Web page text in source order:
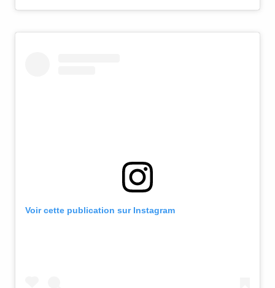
Voir cette publication sur Instagram